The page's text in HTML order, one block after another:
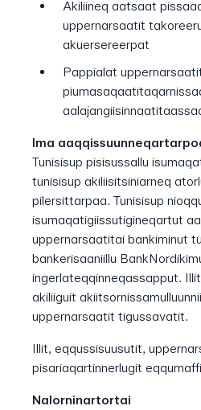
Akiliineq aatsaat
uppernarsaatit
akuersereerpat
Pappialat
Ima
Tunisisup pisisussallu
tunisisup akiliisitsiniarneq
pilersittarpaa. Tunisisup
isumaqatigiissutigineqartut
uppernarsaatitai bankiminut
bankerisaaniillu
ingerlateqqinneqassapput.
akiliiguit
uppernarsaatit tigussavatit.
Illit, eqqussisuusutit,
pisariaqartinnerlugit
Nalorninartortai